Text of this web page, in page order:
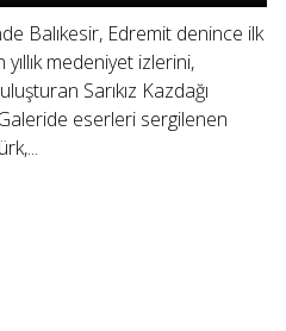
Balıkesir, Edremit denince ilk
medeniyet izlerini,
Sarıkız Kazdağı
eserleri sergilenen